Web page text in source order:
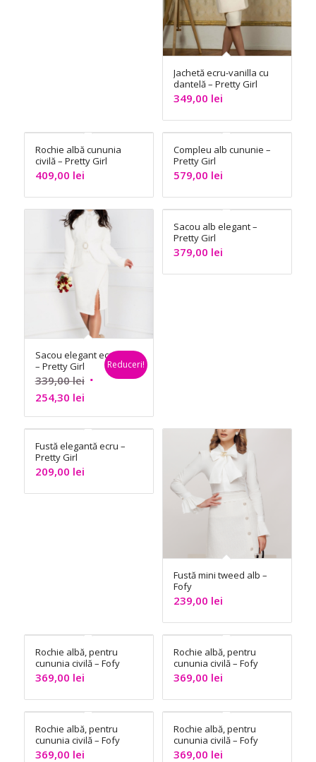
Jachetă ecru-vanilla cu
dantelă – Pretty Girl
349,00 lei
Rochie albă cununia
civilă – Pretty Girl
409,00 lei
Compleu alb cununie –
Pretty Girl
579,00 lei
Sacou elegant ecru
– Pretty Girl
339,00lei Prețul
a
fost:
339,00 lei.
254,30 leiPrețul
curent
este:
254,30 lei.
Reduceri!
Sacou alb elegant –
Pretty Girl
379,00 lei
Fustă elegantă ecru –
Pretty Girl
209,00 lei
Fustă mini tweed alb –
Fofy
239,00 lei
Rochie albă, pentru
cununia civilă – Fofy
369,00 lei
Rochie albă, pentru
cununia civilă – Fofy
369,00 lei
Rochie albă, pentru
cununia civilă – Fofy
369,00 lei
Rochie albă, pentru
cununia civilă – Fofy
369,00 lei